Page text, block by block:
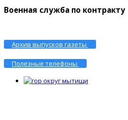
Военная служба по контракту
Архив выпусков газеты
Полезные телефоны